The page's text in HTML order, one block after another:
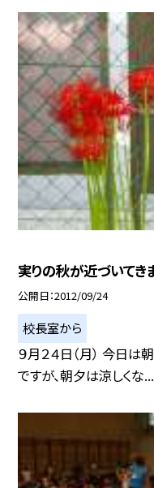
実りの秋が近づいてき
公開日 2012/09/24
校長室から
９月２４日（月） 今日は
ですが、朝夕は涼しくな...